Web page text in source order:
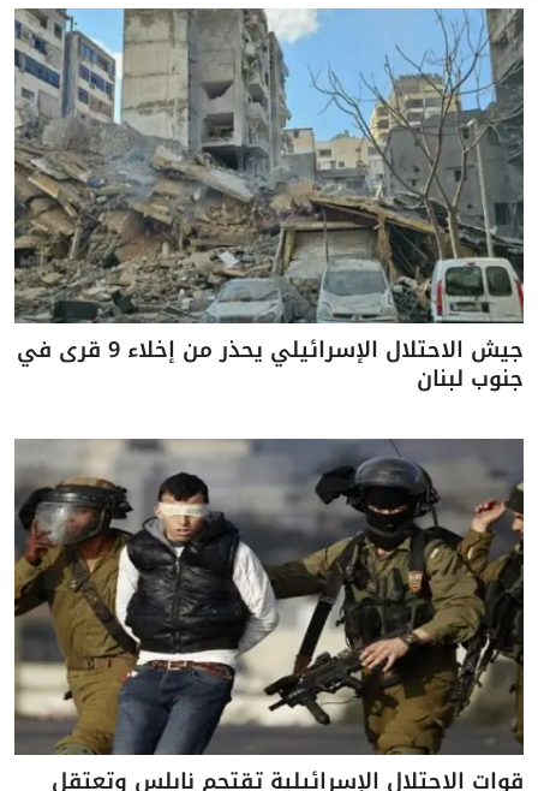
جيش الاحتلال الإسرائيلي يحذر من إخلاء 9 قرى في
جنوب لبنان
قوات الاحتلال الإسرائيلية تقتحم نابلس وتعتقل